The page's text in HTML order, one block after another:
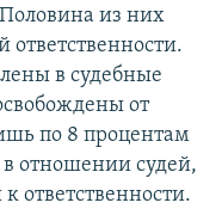
из них
ответственности.
в судебные
от
по 8 процентам
отношении судей,
ответственности.